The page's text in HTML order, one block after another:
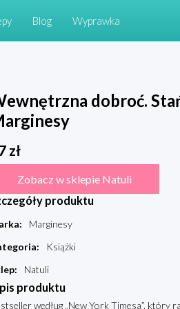
Blog Wyprawka
dobroć.
zł
Zobacz w sklepie Natuli
produktu
:
Marginesy
:
Książki
: Natuli
produktu
według „New York Timesa”,